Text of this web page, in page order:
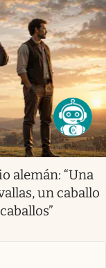
alemán: “Una
un caballo